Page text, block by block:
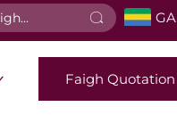
GA
Faigh Quotation